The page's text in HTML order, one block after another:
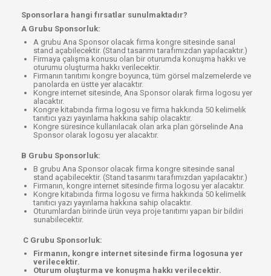
Sponsorlara hangi fırsatlar sunulmaktadır?
A Grubu Sponsorluk:
A grubu Ana Sponsor olacak firma kongre sitesinde sanal
stand açabilecektir. (Stand tasarımı tarafımızdan yapılacaktır.)
Firmaya çalışma konusu olan bir oturumda konuşma hakkı ve
oturumu oluşturma hakkı verilecektir.
Firmanın tanıtımı kongre boyunca, tüm görsel malzemelerde ve
panolarda en üstte yer alacaktır.
Kongre internet sitesinde, Ana Sponsor olarak firma logosu yer
alacaktır.
Kongre kitabında firma logosu ve firma hakkında 50 kelimelik
tanıtıcı yazı yayınlama hakkına sahip olacaktır.
Kongre süresince kullanılacak olan arka plan görselinde Ana
Sponsor olarak logosu yer alacaktır.
B Grubu Sponsorluk:
B grubu Ana Sponsor olacak firma kongre sitesinde sanal
stand açabilecektir. (Stand tasarımı tarafımızdan yapılacaktır.)
Firmanın, kongre internet sitesinde firma logosu yer alacaktır.
Kongre kitabında firma logosu ve firma hakkında 50 kelimelik
tanıtıcı yazı yayınlama hakkına sahip olacaktır.
Oturumlardan birinde ürün veya proje tanıtımı yapan bir bildiri
sunabilecektir.
C Grubu Sponsorluk:
Firmanın, kongre internet sitesinde firma logosuna yer
verilecektir.
Oturum oluşturma ve konuşma hakkı verilecektir.